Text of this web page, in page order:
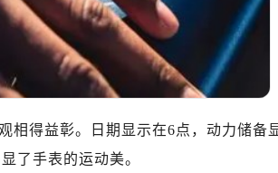
2102室（需提前预约）
20层01室（需提前预约）
提前预约）
预约）
前预约）
相得益彰。日期显示在6点，动力储备
了手表的运动美。